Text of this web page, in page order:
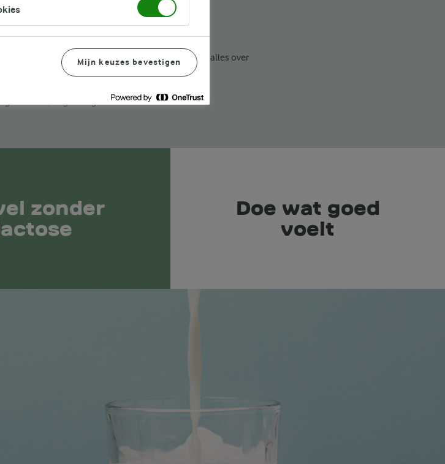
Lactosevrij​
al het goede van zuivel, maar zonder lactose*. Vind alles over
recepten en
zonder
lactose
Doe wat goed
voelt
Mijn keuzes bevestigen